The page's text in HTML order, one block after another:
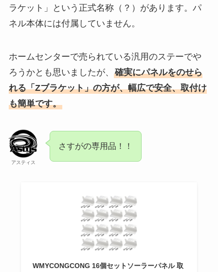
ラケット」という正式名称（？）があります。パ
ネル本体には付属していません。
ホームセンターで売られている汎用のステーでや
ろうかとも思いましたが、 確実にパネルをのせら
れる「Zブラケット」の方が、幅広で安全、取付け
も簡単です。
アスティス
さすがの専用品！！
WMYCONGCONG 16個セットソーラーパネル 取